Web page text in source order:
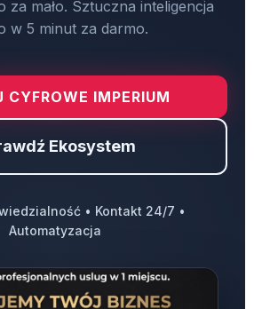
za mało. Sztuczna inteligencja
w 5 minut za darmo.
CYFROWE IMPERIUM
Ekosystem
• Kontakt 24/7 •
Automatyzacja